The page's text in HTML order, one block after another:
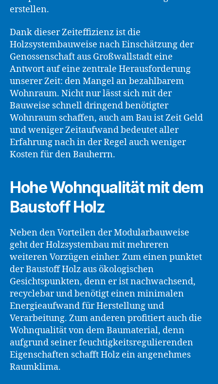
erstellen.
Dank dieser Zeiteffizienz ist die
Holzsystembauweise nach Einschätzung der
Genossenschaft aus Großwallstadt eine
Antwort auf eine zentrale Herausforderung
unserer Zeit: den Mangel an bezahlbarem
Wohnraum. Nicht nur lässt sich mit der
Bauweise schnell dringend benötigter
Wohnraum schaffen, auch am Bau ist Zeit Geld
und weniger Zeitaufwand bedeutet aller
Erfahrung nach in der Regel auch weniger
Kosten für den Bauherrn.
Hohe Wohnqualität mit dem
Baustoff Holz
Neben den Vorteilen der Modularbauweise
geht der Holzsystembau mit mehreren
weiteren Vorzügen einher. Zum einen punktet
der Baustoff Holz aus ökologischen
Gesichtspunkten, denn er ist nachwachsend,
recyclebar und benötigt einen minimalen
Energieaufwand für Herstellung und
Verarbeitung. Zum anderen profitiert auch die
Wohnqualität von dem Baumaterial, denn
aufgrund seiner feuchtigkeitsregulierenden
Eigenschaften schafft Holz ein angenehmes
Raumklima.